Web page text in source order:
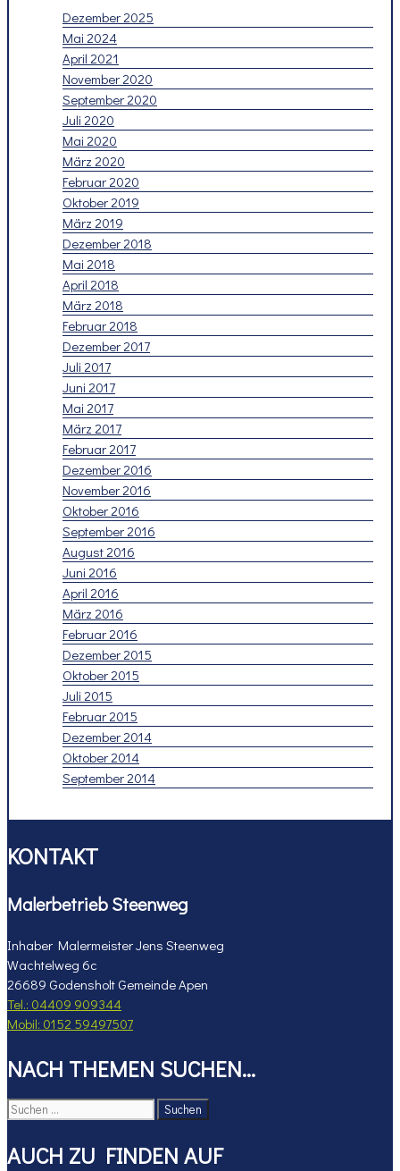
Dezember 2025
Mai 2024
April 2021
November 2020
September 2020
Juli 2020
Mai 2020
März 2020
Februar 2020
Oktober 2019
März 2019
Dezember 2018
Mai 2018
April 2018
März 2018
Februar 2018
Dezember 2017
Juli 2017
Juni 2017
Mai 2017
März 2017
Februar 2017
Dezember 2016
November 2016
Oktober 2016
September 2016
August 2016
Juni 2016
April 2016
März 2016
Februar 2016
Dezember 2015
Oktober 2015
Juli 2015
Februar 2015
Dezember 2014
Oktober 2014
September 2014
KONTAKT
Malerbetrieb Steenweg
Inhaber Malermeister Jens Steenweg
Wachtelweg 6c
26689 Godensholt Gemeinde Apen
Tel.: 04409 909344
Mobil: 0152 59497507
NACH THEMEN SUCHEN…
Suchen
AUCH ZU FINDEN AUF